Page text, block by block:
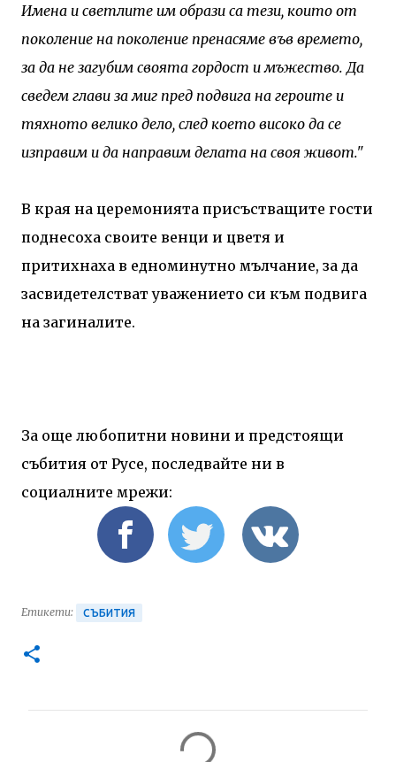
Имена и светлите им образи са тези, които от
поколение на поколение пренасяме във времето,
за да не загубим своята гордост и мъжество. Да
сведем глави за миг пред подвига на героите и
тяхното велико дело, след което високо да се
изправим и да направим делата на своя живот."
В края на церемонията присъстващите гости
поднесоха своите венци и цветя и
притихнаха в едноминутно мълчание, за да
засвидетелстват уважението си към подвига
на загиналите.
За още любопитни новини и предстоящи
събития от Русе, последвайте ни в
социалните мрежи:
Етикети: СЪБИТИЯ